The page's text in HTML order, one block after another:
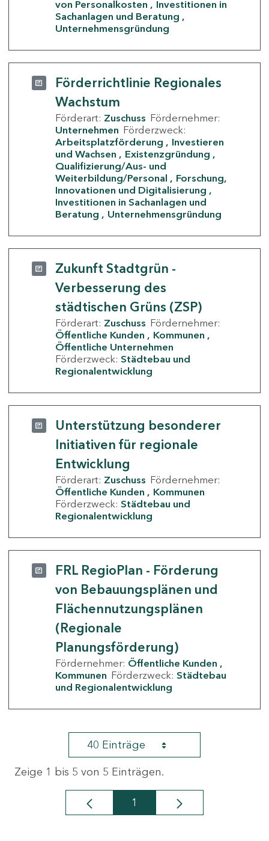
von Personalkosten
Investitionen in
Sachanlagen und Beratung
Unternehmensgründung
Förderrichtlinie Regionales
Wachstum
Förderart: Zuschuss Fördernehmer:
Unternehmen Förderzweck:
Arbeitsplatzförderung
Investieren
und Wachsen
Existenzgründung
Qualifizierung/Aus- und
Weiterbildung/Personal
Forschung,
Innovationen und Digitalisierung
Investitionen in Sachanlagen und
Beratung
Unternehmensgründung
Zukunft Stadtgrün -
Verbesserung des
städtischen Grüns (ZSP)
Förderart: Zuschuss Fördernehmer:
Öffentliche Kunden
Kommunen
Öffentliche Unternehmen
Förderzweck: Städtebau und
Regionalentwicklung
Unterstützung besonderer
Initiativen für regionale
Entwicklung
Förderart: Zuschuss Fördernehmer:
Öffentliche Kunden
Kommunen
Förderzweck: Städtebau und
Regionalentwicklung
FRL RegioPlan - Förderung
von Bebauungsplänen und
Flächennutzungsplänen
(Regionale
Planungsförderung)
Fördernehmer: Öffentliche Kunden
Kommunen Förderzweck: Städtebau
und Regionalentwicklung
40 Einträge
Zeige 1 bis 5 von 5 Einträgen.
Seite
1